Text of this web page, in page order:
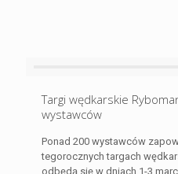
Targi wędkarskie
wystawców
Ponad 200 wystawców
tegorocznych targach
odbędą się w dniach 1-3